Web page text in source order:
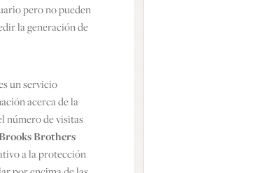
pero no pueden
la generación de
un servicio
acerca de la
número de visitas
Brothers
a la protección